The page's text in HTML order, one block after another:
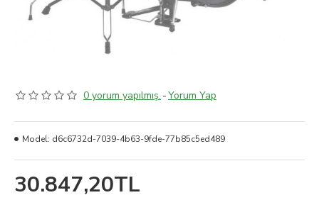
0 yorum yapılmış. -Yorum Yap
30.847,20TL
Model: d6c6732d-7039-4b63-9fde-77b85c5ed489